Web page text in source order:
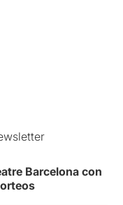
Barcelona con